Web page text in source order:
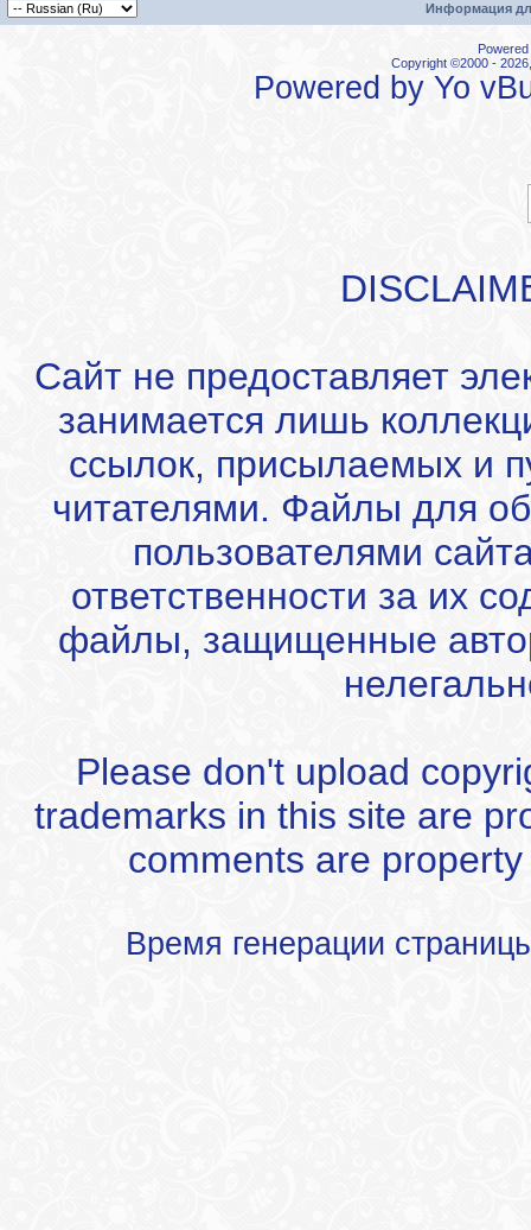
Информация
Copyright ©2000 -
Powered by Yo
Сайт не предоставляет
занимается лишь
ссылок, присылаемых и
читателями. Файлы для
пользователями
ответственности за их
файлы, защищенные
Please don't upload
trademarks in this site are
comments are
Время генерации